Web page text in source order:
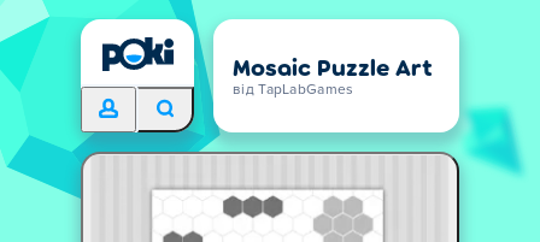
Mosaic Puzzle Art
від TapLabGames